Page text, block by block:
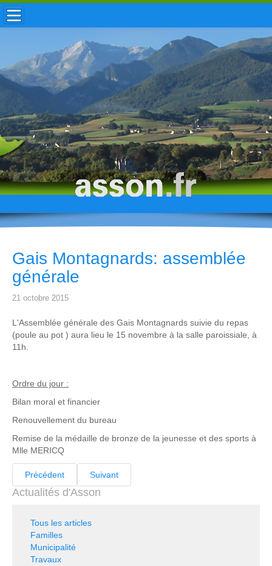
ACCUEIL / INFOS
MUNICIPALITÉ
VIE LOCALE
ENFANCE
TOURISME
HISTOIRE
Gais Montagnards: assemblée
générale
21 octobre 2015
L'Assemblée générale des Gais Montagnards suivie du repas
(poule au pot ) aura lieu le 15 novembre à la salle paroissiale, à
11h.
Ordre du jour :
Bilan moral et financier
Renouvellement du bureau
Remise de la médaille de bronze de la jeunesse et des sports à
Mlle MERICQ
Précédent Suivant
Actualités d'Asson
Tous les articles
Familles
Municipalité
Travaux